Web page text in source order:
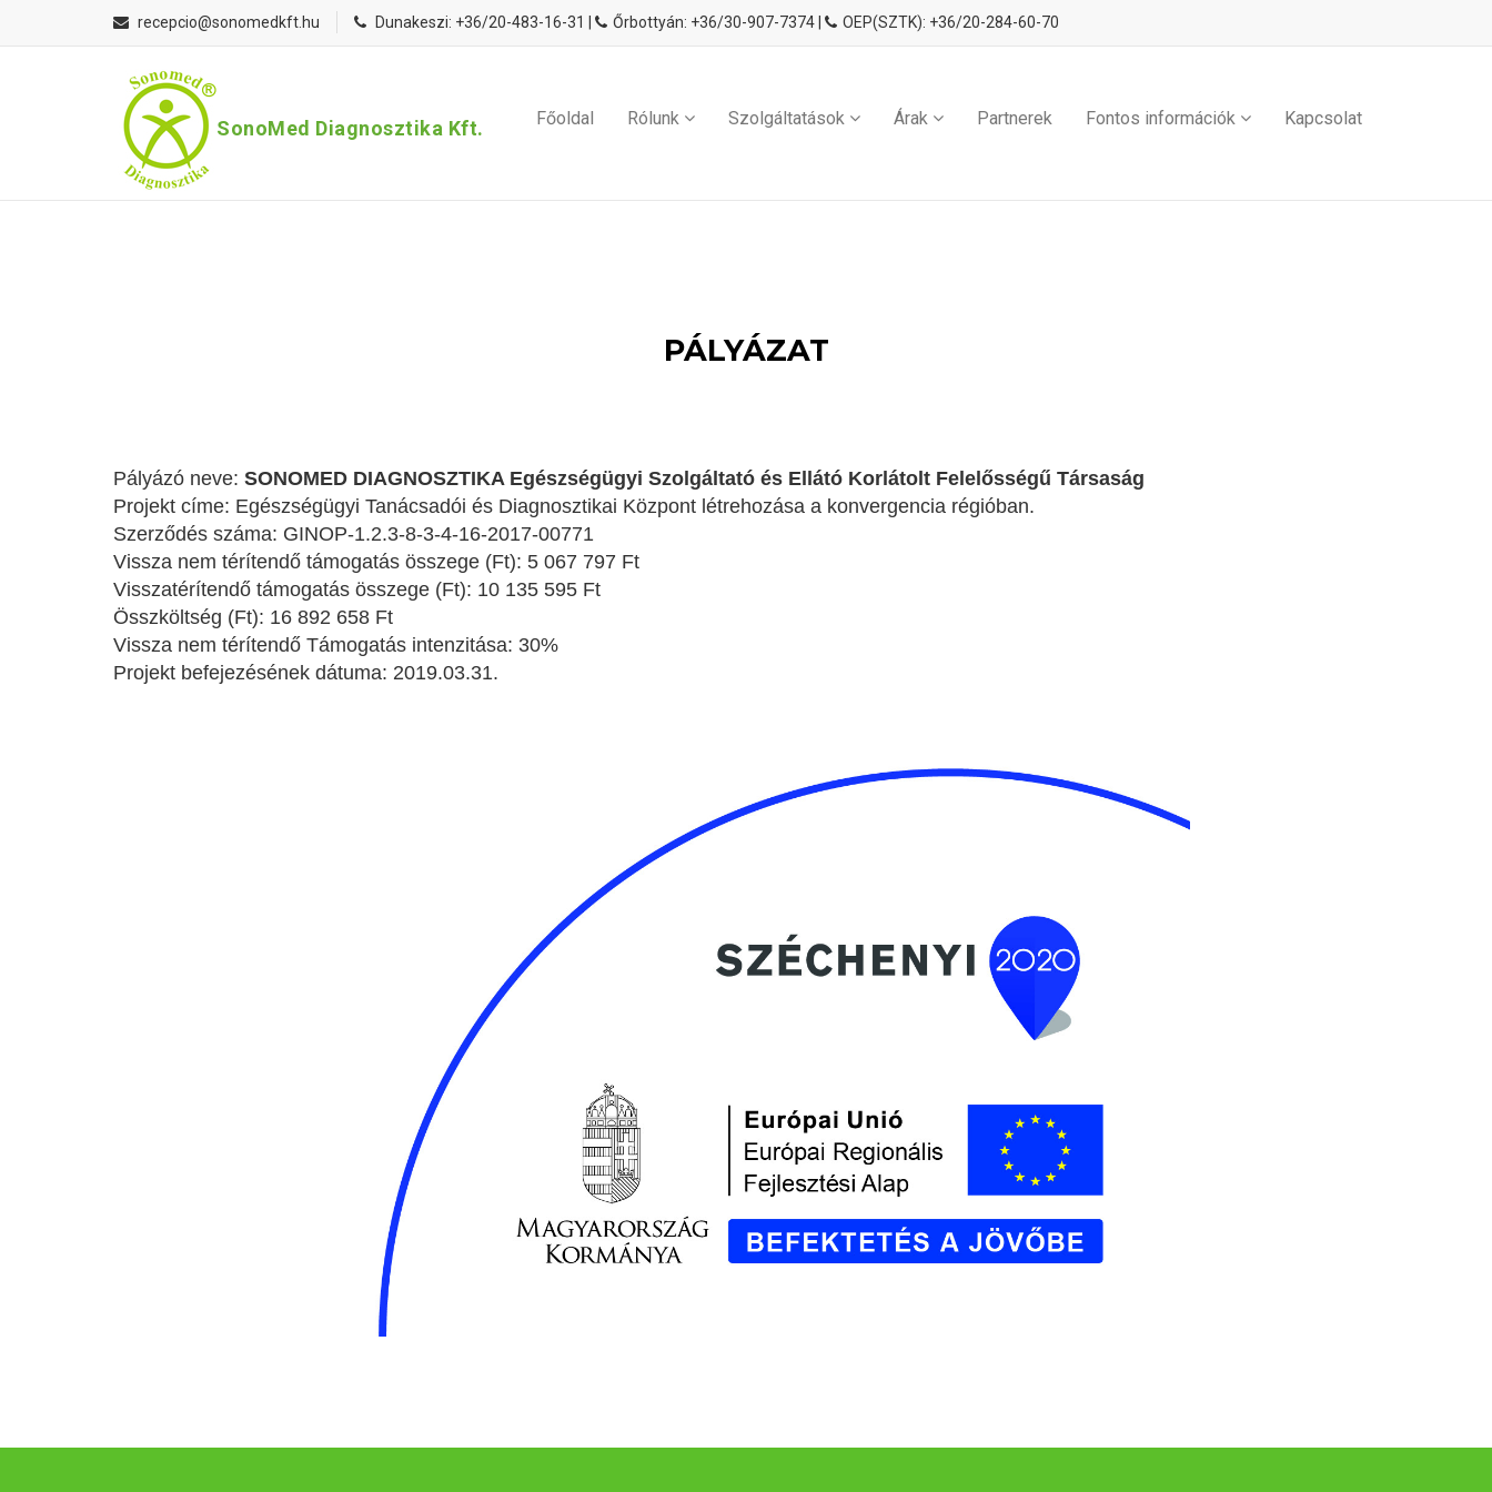
recepcio@sonomedkft.hu Dunakeszi: +36/20-483-16-31 Őrbottyán: +36/30-907-7374 | OEP(SZTK): +36/20-284-60-70
SonoMed Diagnosztika Kft. Főoldal Rólunk Szolgáltatások Árak Partnerek Fontos információk Kapcsolat
PÁLYÁZAT
Pályázó neve: SONOMED DIAGNOSZTIKA Egészségügyi Szolgáltató és Ellátó Korlátolt Felelősségű Társaság
Projekt címe: Egészségügyi Tanácsadói és Diagnosztikai Központ létrehozása a konvergencia régióban.
Szerződés száma: GINOP-1.2.3-8-3-4-16-2017-00771
Vissza nem térítendő támogatás összege (Ft): 5 067 797 Ft
Visszatérítendő támogatás összege (Ft): 10 135 595 Ft
Összköltség (Ft): 16 892 658 Ft
Vissza nem térítendő Támogatás intenzitása: 30%
Projekt befejezésének dátuma: 2019.03.31.